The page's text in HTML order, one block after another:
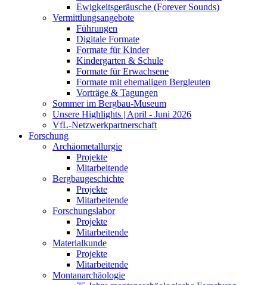
Ewigkeitsgeräusche (Forever Sounds)
Vermittlungsangebote
Führungen
Digitale Formate
Formate für Kinder
Kindergarten & Schule
Formate für Erwachsene
Formate mit ehemaligen Bergleuten
Vorträge & Tagungen
Sommer im Bergbau-Museum
Unsere Highlights | April - Juni 2026
VfL-Netzwerkpartnerschaft
Forschung
Archäometallurgie
Projekte
Mitarbeitende
Bergbaugeschichte
Projekte
Mitarbeitende
Forschungslabor
Projekte
Mitarbeitende
Materialkunde
Projekte
Mitarbeitende
Montanarchäologie